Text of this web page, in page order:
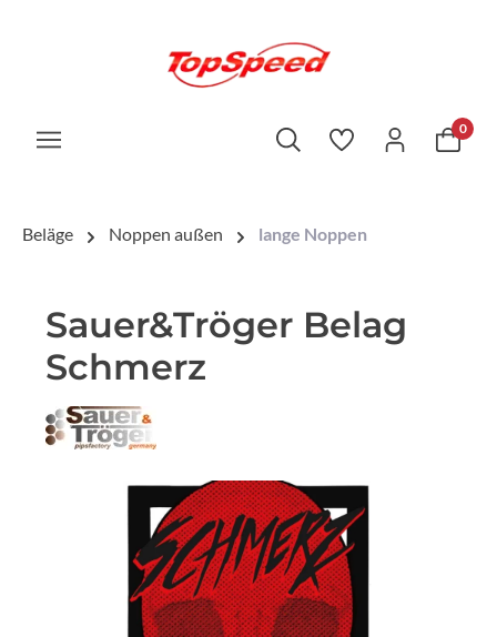
0
Beläge Noppen außen lange Noppen
Sauer&Tröger Belag
Schmerz
Bildergalerie überspringen